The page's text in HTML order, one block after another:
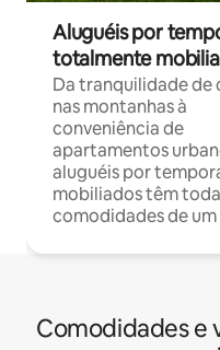
Aluguéis por
totalmente
Da tranquilidade de
nas montanhas à
conveniência de
apartamentos
aluguéis por
mobiliados têm
comodidades de um
Comodidades e